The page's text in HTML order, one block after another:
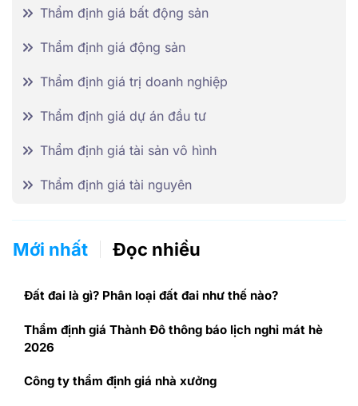
Thẩm định giá bất động sản
Thẩm định giá động sản
Thẩm định giá trị doanh nghiệp
Thẩm định giá dự án đầu tư
Thẩm định giá tài sản vô hình
Thẩm định giá tài nguyên
Mới nhất Đọc nhiều
Đất đai là gì? Phân loại đất đai như thế nào?
Thẩm định giá Thành Đô thông báo lịch nghỉ mát hè
2026
Công ty thẩm định giá nhà xưởng